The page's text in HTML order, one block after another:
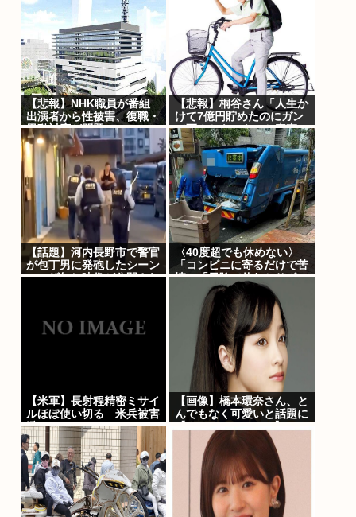
【悲報】NHK職員が番組
出演者から性被害、復職・
異動対応が問題に
【悲報】桐谷さん「人生か
けて7億円貯めたのにガン
で死ぬかも。もっと素直に
遊べばよかった」
【話題】河内長野市で警官
が包丁男に発砲したシーン
のモザ無し映像が公開され
〈40度超でも休めない〉
「コンビニに寄るだけで苦
情」「日陰で休むとサボ
り」ごみ収集員を追い詰め
る“周囲の目”
【米軍】長射程精密ミサイ
ルほぼ使い切る 米兵被害
避けるためか
【画像】橋本環奈さん、と
んでもなく可愛いと話題に
【Pickup05153414】